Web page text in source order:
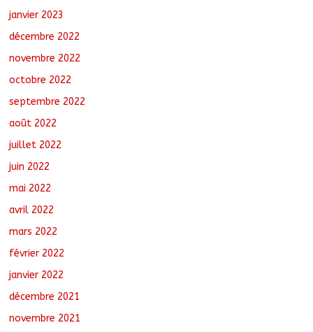
janvier 2023
décembre 2022
novembre 2022
octobre 2022
septembre 2022
août 2022
juillet 2022
juin 2022
mai 2022
avril 2022
mars 2022
février 2022
janvier 2022
décembre 2021
novembre 2021